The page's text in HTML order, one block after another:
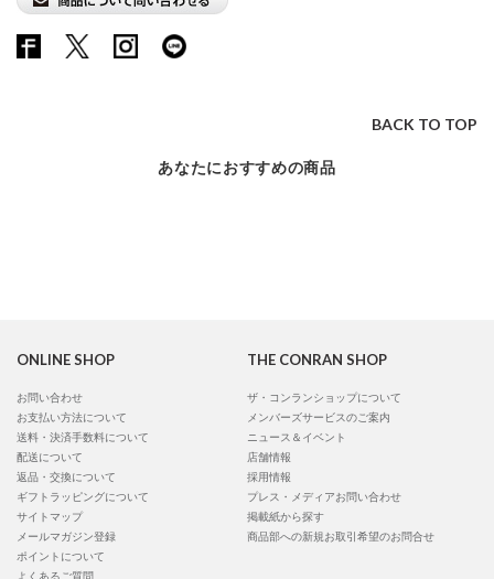
BACK TO TOP
あなたにおすすめの商品
ONLINE SHOP
お問い合わせ
お支払い方法について
送料・決済手数料について
配送について
返品・交換について
ギフトラッピングについて
サイトマップ
メールマガジン登録
ポイントについて
よくあるご質問
THE CONRAN SHOP
ザ・コンランショップについて
メンバーズサービスのご案内
ニュース＆イベント
店舗情報
採用情報
プレス・メディアお問い合わせ
掲載紙から探す
商品部への新規お取引希望のお問合せ